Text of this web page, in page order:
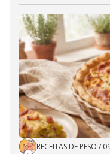
RECEITAS DE PESO /